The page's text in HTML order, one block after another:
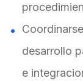
desarrollo
e